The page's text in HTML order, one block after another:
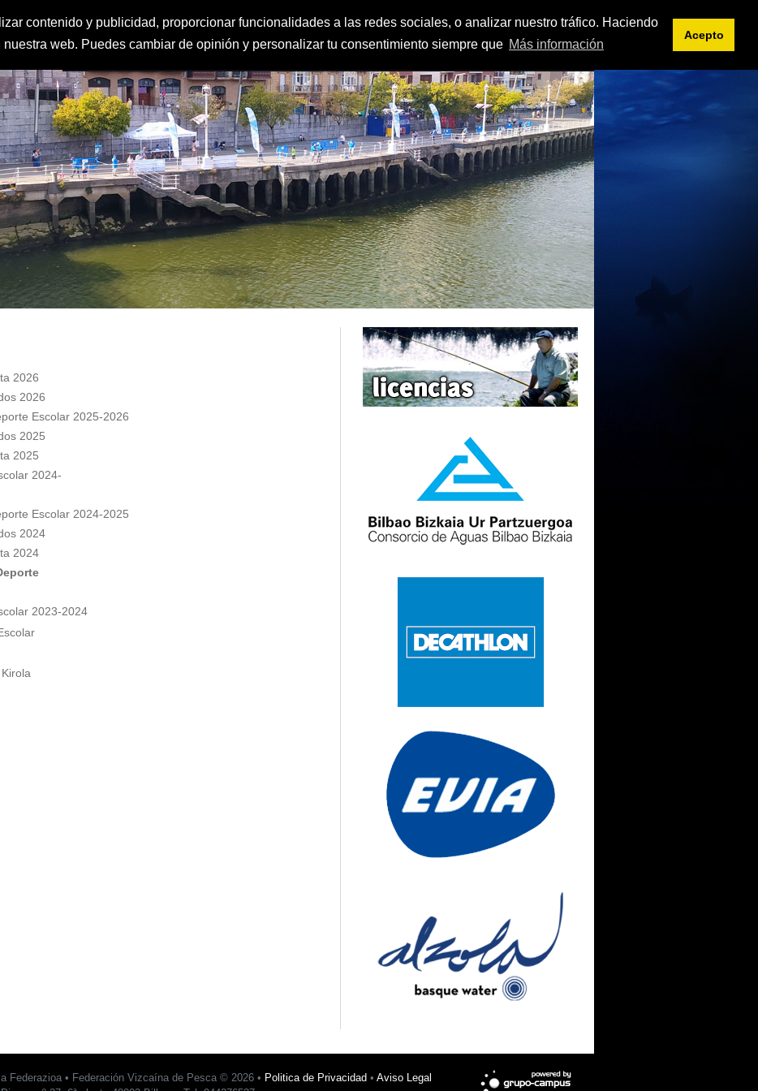
contenido y publicidad, proporcionar funcionalidades a las redes sociales, o analizar nuestro tráfico. Haciendo
web. Puedes cambiar de opinión y personalizar tu consentimiento siempre que Más información
Acepto
FEDERACIÓN CLUBES IGUALDAD Y PROTECCIÓN AL MENOR CLASIFICACIONES DOCUMENTOS
ENLACES
2026
2026
Escolar 2025-2026
2025
2025
2024-
Escolar 2024-2025
2024
2024
2023-2024
Federazioa • Federación Vizcaína de Pesca © 2026 • Politica de Privacidad • Aviso Legal